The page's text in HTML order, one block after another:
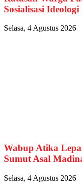
Sosialisasi Ideologi
Selasa, 4 Agustus 2026
Wabup Atika
Sumut Asal
Selasa, 4 Agustus 2026